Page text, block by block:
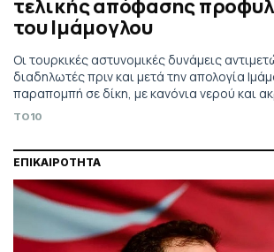
τελικής απόφασης
του Ιμάμογλου
Οι τουρκικές αστυνομικές δυνάμεις
διαδηλωτές πριν και μετά την απολογία
παραπομπή σε δίκη, με κανόνια νερού και
TO10
ΕΠΙΚΑΙΡΟΤΗΤΑ